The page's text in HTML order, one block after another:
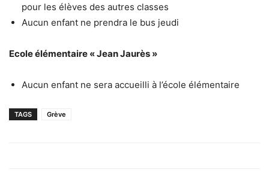
pour les élèves des autres classes
Aucun enfant ne prendra le bus jeudi
Ecole élémentaire « Jean Jaurès »
Aucun enfant ne sera accueilli à l’école élémentaire
TAGS Grève